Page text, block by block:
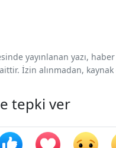
yayınlanan yazı,
İzin alınmadan,
tepki ver